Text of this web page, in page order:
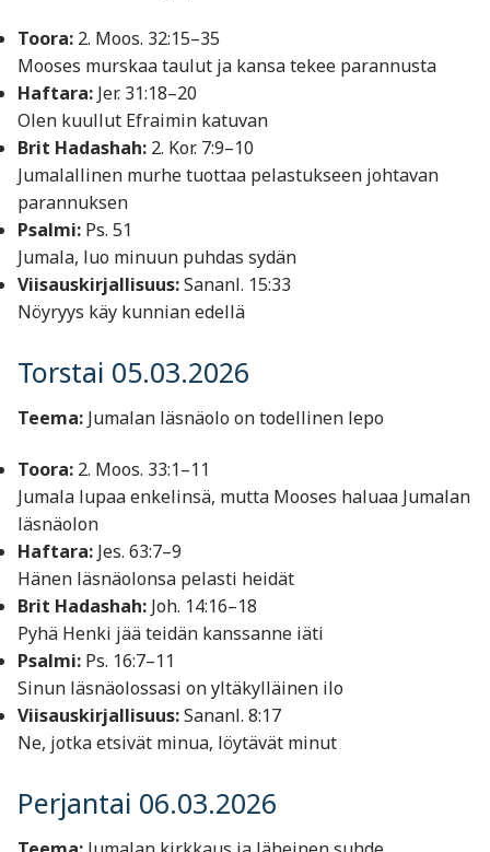
Toora: 2. Moos. 32:15–35
Mooses murskaa taulut ja kansa tekee parannusta
Haftara: Jer. 31:18–20
Olen kuullut Efraimin katuvan
Brit Hadashah: 2. Kor. 7:9–10
Jumalallinen murhe tuottaa pelastukseen johtavan
parannuksen
Psalmi: Ps. 51
Jumala, luo minuun puhdas sydän
Viisauskirjallisuus:Sananl. 15:33
Nöyryys käy kunnian edellä
Torstai 05.03.2026
Teema: Jumalan läsnäolo on todellinen lepo
Toora: 2. Moos. 33:1–11
Jumala lupaa enkelinsä, mutta Mooses haluaa Jumalan
läsnäolon
Haftara: Jes. 63:7–9
Hänen läsnäolonsa pelasti heidät
Brit Hadashah: Joh. 14:16–18
Pyhä Henki jää teidän kanssanne iäti
Psalmi: Ps. 16:7–11
Sinun läsnäolossasi on yltäkylläinen ilo
Viisauskirjallisuus:Sananl. 8:17
Ne, jotka etsivät minua, löytävät minut
Perjantai 06.03.2026